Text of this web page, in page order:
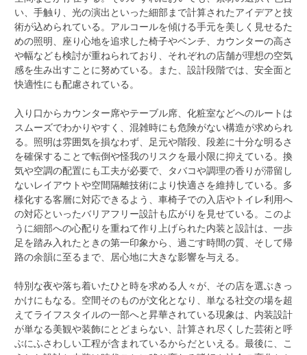
い、手触り、光の演出といった細部まで計算されたアイデアと技
術が込められている。アルコールを傾ける手元を美しく見せるた
めの照明、座り心地を追求した椅子やベンチ、カウンターの高さ
や幅なども検討が重ねられており、それぞれの店舗が理想の空気
感を生み出すことに努めている。また、設計段階では、安全面と
快適性にも配慮されている。
入り口からカウンター席やテーブル席、化粧室などへのルートは
スムーズでわかりやすく、混雑時にも危険がない構造が求められ
る。照明は雰囲気を損なわず、足元や階段、段差に十分な明るさ
を確保することで転倒や怪我のリスクを最小限に抑えている。換
気や空調の配置にも工夫が必要で、タバコや調理の香りが滞留し
ないレイアウトや空間隔離技術により快適さを維持している。多
様化する客層に対応できるよう、車椅子での入店やトイレ利用へ
の対応といったバリアフリー設計も広がりを見せている。このよ
うに細部への心配りを重ねて作り上げられた内装と設計は、一歩
足を踏み入れたときの第一印象から、過ごす時間の質、そして帰
路の余韻に至るまで、居心地に大きな影響を与える。
特別な夜や落ち着いたひと時を求める人々が、その店を選ぶきっ
かけにもなる。空間そのものが文化となり、単なる社交の場を超
えてライフスタイルの一部へと昇華されている現象は、内装設計
が単なる美観や装飾にとどまらない、計算され尽くした芸術と呼
ぶにふさわしい工程が含まれているからだといえる。最後に、こ